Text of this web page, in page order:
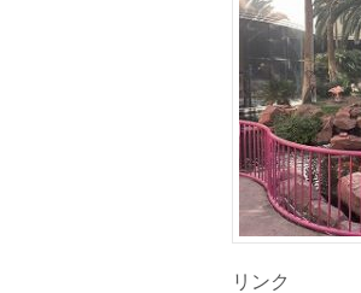
リンク